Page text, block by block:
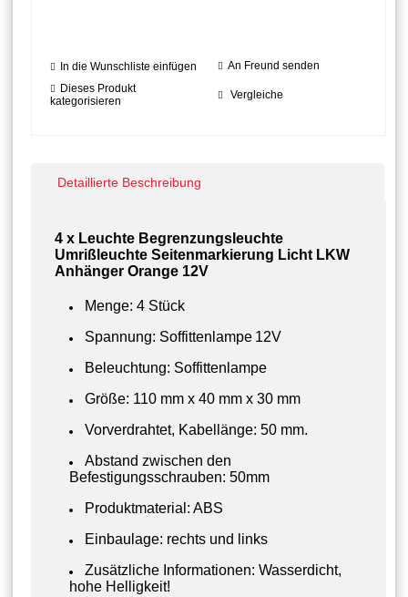
In die Wunschliste einfügen
An Freund senden
Dieses Produkt
kategorisieren
Vergleiche
Detaillierte Beschreibung
4 x Leuchte Begrenzungsleuchte
Umrißleuchte Seitenmarkierung Licht LKW
Anhänger Orange 12V
Menge: 4 Stück
Spannung: Soffittenlampe 12V
Beleuchtung: Soffittenlampe
Größe: 110 mm x 40 mm x 30 mm
Vorverdrahtet, Kabellänge: 50 mm.
Abstand zwischen den
Befestigungsschrauben: 50mm
Produktmaterial: ABS
Einbaulage: rechts und links
Zusätzliche Informationen: Wasserdicht,
hohe Helligkeit!